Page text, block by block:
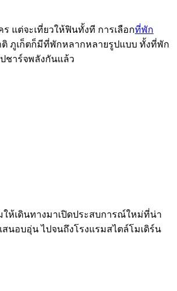
แต่จะเที่ยวให้ฟินทั้งที การเลือกที่พัก
ภูเก็ตก็มีที่พักหลากหลายรูปแบบ ทั้งที่พัก
ชาร์จพลังกันแล้ว
ห้เดินทางมาเปิดประสบการณ์ใหม่ที่น่า
อบอุ่น ไปจนถึงโรงแรมสไตล์โมเดิร์น